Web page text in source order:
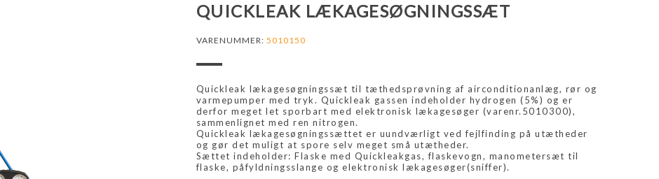
QUICKLEAK LÆKAGESØGNINGSSÆT
VARENUMMER: 5010150
Quickleak lækagesøgningssæt til tæthedsprøvning af airconditionanlæg, rør og
varmepumper med tryk. Quickleak gassen indeholder hydrogen (5%) og er
derfor meget let sporbart med elektronisk lækagesøger (varenr.5010300),
sammenlignet med ren nitrogen.
Quickleak lækagesøgningssættet er uundværligt ved fejlfinding på utætheder
og gør det muligt at spore selv meget små utætheder.
Sættet indeholder: Flaske med Quickleakgas, flaskevogn, manometersæt til
flaske, påfyldningsslange og elektronisk lækagesøger(sniffer).